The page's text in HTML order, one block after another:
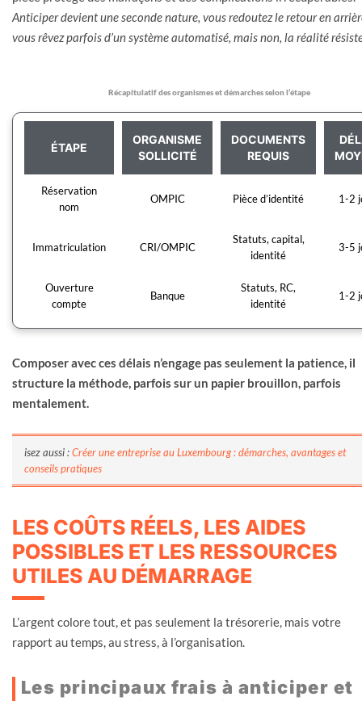
Anticiper devient une seconde nature, vous redoutez le retour en
vous rêvez parfois d’un système automatisé, mais non, la réalité
Récapitulatif des organismes et démarches selon l’étape
ÉTAPE
ORGANISME
SOLLICITÉ
DOCUMENTS
REQUIS
Réservation
nom
OMPIC Pièce d’identité 1-2
Immatriculation CRI/OMPIC
Statuts, capital,
identité
3-5
Ouverture
compte
Banque
Statuts, RC,
identité
1-2
Composer avec ces délais n’engage pas seulement la patience, il
structure la méthode, parfois sur un papier brouillon, parfois
mentalement.
isez aussi :Créer une entreprise au Luxembourg : démarches, avantages et
conseils pratiques
LES COÛTS RÉELS, LES AIDES
POSSIBLES ET LES RESSOURCES
UTILES AU DÉMARRAGE
L’argent colore tout, et pas seulement la trésorerie, mais votre
rapport au temps, au stress, à l’organisation.
Les principaux frais à anticiper et